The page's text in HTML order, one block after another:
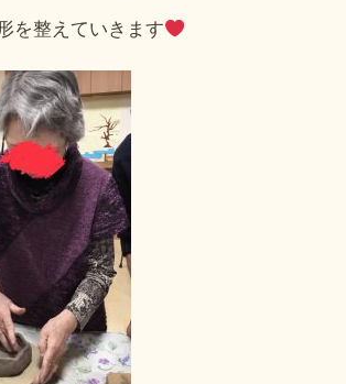
を整えていきます